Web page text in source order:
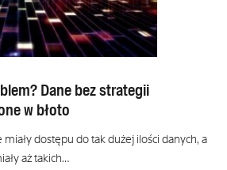
Dane bez strategii
w błoto
dostępu do tak dużej ilości danych, a
aż takich…